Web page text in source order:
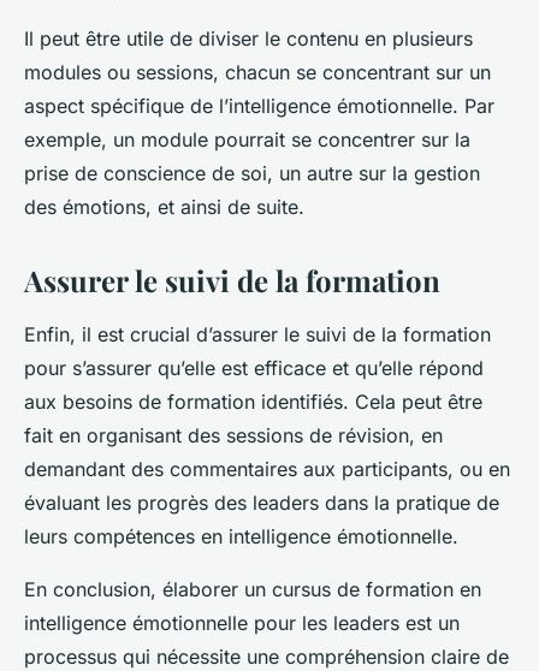
Il peut être utile de diviser le contenu en plusieurs
modules ou sessions, chacun se concentrant sur un
aspect spécifique de l’intelligence émotionnelle. Par
exemple, un module pourrait se concentrer sur la
prise de conscience de soi, un autre sur la gestion
des émotions, et ainsi de suite.
Assurer le suivi de la formation
Enfin, il est crucial d’assurer le suivi de la formation
pour s’assurer qu’elle est efficace et qu’elle répond
aux besoins de formation identifiés. Cela peut être
fait en organisant des sessions de révision, en
demandant des commentaires aux participants, ou en
évaluant les progrès des leaders dans la pratique de
leurs compétences en intelligence émotionnelle.
En conclusion, élaborer un cursus de formation en
intelligence émotionnelle pour les leaders est un
processus qui nécessite une compréhension claire de